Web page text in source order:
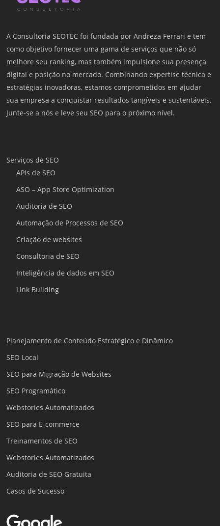
A Consultoria SEOTEC foi fundada porAndreza Ferrari e tem
como objetivo fornecer uma gama de serviços que não só
melhore seu ranking, mas também impulsione sua presença
digital e posição no mercado. Combinando expertise técnica e
estratégias inovadoras, estamos comprometidos em ajudar
sua empresa a conquistar resultados tangíveis e sustentáveis.
Junte-se a nós e leve seu SEO para o próximo nível.
Serviços de SEO
APIs de SEO
ASO – App Store Optimization
Auditoria de SEO
Automação de Processos de SEO
Criação de websites
Consultoria de SEO
Inteligência de dados em SEO
Link Building
Planejamento de Conteúdo Estratégico e Dinâmico
SEO Local
SEO para Migração de Websites
SEO Programático
Webstories Automatizados
SEO para E-commerce
Treinamentos de SEO
Webstories Automatizados
Auditoria de SEO Gratuita
Casos de Sucesso